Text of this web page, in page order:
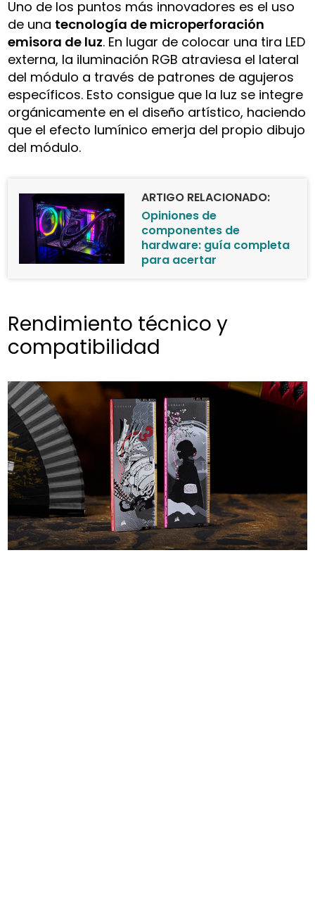
Uno de los puntos más innovadores es el uso
de una tecnología de microperforación
emisora de luz. En lugar de colocar una tira LED
externa, la iluminación RGB atraviesa el lateral
del módulo a través de patrones de agujeros
específicos. Esto consigue que la luz se integre
orgánicamente en el diseño artístico, haciendo
que el efecto lumínico emerja del propio dibujo
del módulo.
ARTIGO RELACIONADO:
Opiniones de
componentes de
hardware: guía completa
para acertar
Rendimiento técnico y
compatibilidad